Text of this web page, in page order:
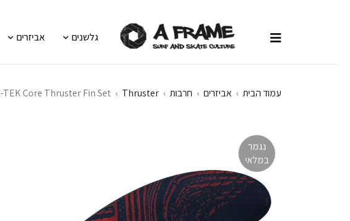
גלשנים אביזרים
עמוד הבית › אביזרים › חרבות ›
Thruster
›
TEK Core Thruster Fin Set
נגמר
במלאי